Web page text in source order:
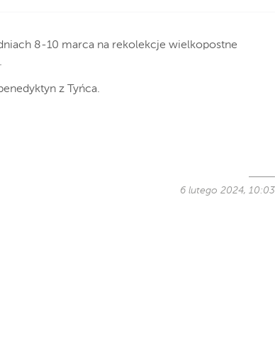
8-10 marca na rekolekcje wielkopostne
z Tyńca.
6 lutego 2024, 10:03